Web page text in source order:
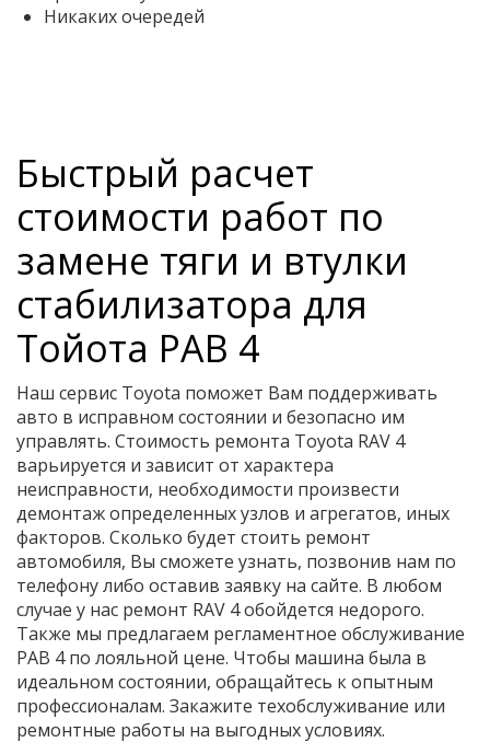
Никаких очередей
Быстрый расчет
стоимости работ по
замене тяги и втулки
стабилизатора для
Тойота РАВ 4
Наш сервис Toyota поможет Вам поддерживать
авто в исправном состоянии и безопасно им
управлять. Стоимость ремонта Toyota RAV 4
варьируется и зависит от характера
неисправности, необходимости произвести
демонтаж определенных узлов и агрегатов, иных
факторов. Сколько будет стоить ремонт
автомобиля, Вы сможете узнать, позвонив нам по
телефону либо оставив заявку на сайте. В любом
случае у нас ремонт RAV 4 обойдется недорого.
Также мы предлагаем регламентное обслуживание
РАВ 4 по лояльной цене. Чтобы машина была в
идеальном состоянии, обращайтесь к опытным
профессионалам. Закажите техобслуживание или
ремонтные работы на выгодных условиях.